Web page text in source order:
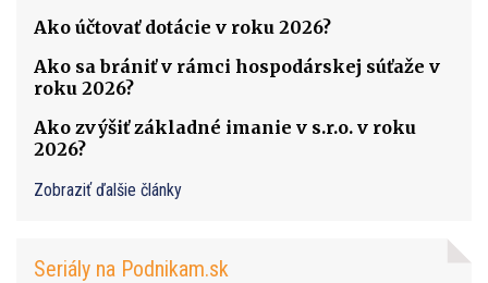
Ako účtovať dotácie v roku 2026?
Ako sa brániť v rámci hospodárskej súťaže v
roku 2026?
Ako zvýšiť základné imanie v s.r.o. v roku
2026?
Zobraziť ďalšie články
Seriály na Podnikam.sk